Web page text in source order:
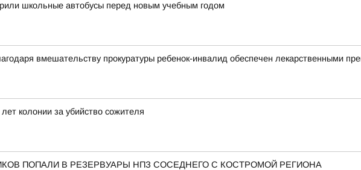
школьные автобусы перед новым учебным годом
вмешательству прокуратуры ребенок-инвалид обеспечен лекарственными
колонии за убийство сожителя
ПОПАЛИ В РЕЗЕРВУАРЫ НПЗ СОСЕДНЕГО С КОСТРОМОЙ РЕГИОНА